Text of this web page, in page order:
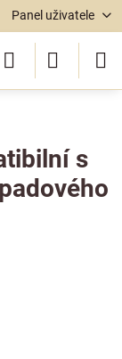
Panel uživatele
s